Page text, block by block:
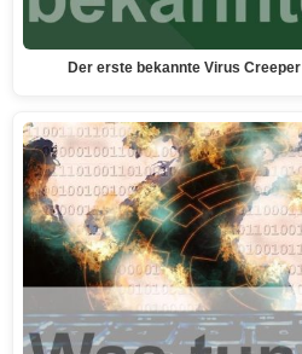
Der erste bekannte Virus